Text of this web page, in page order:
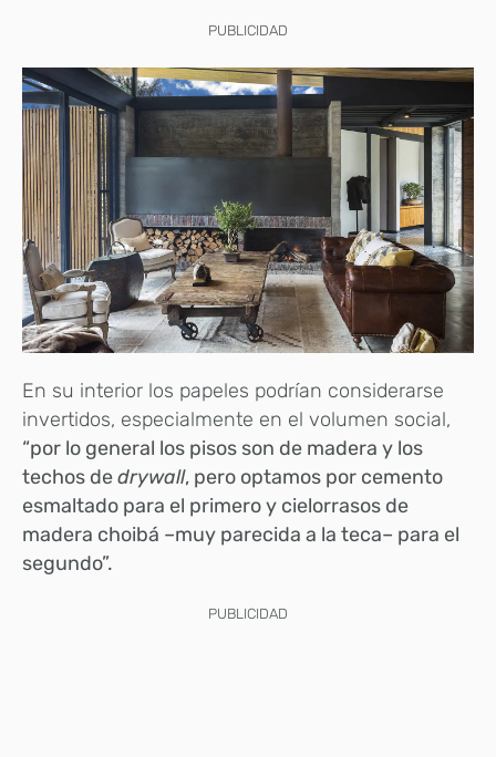
PUBLICIDAD
En su interior los papeles podrían considerarse
invertidos, especialmente en el volumen social,
“por lo general los pisos son de madera y los
techos dedrywall, pero optamos por cemento
esmaltado para el primero y cielorrasos de
madera choibá –muy parecida a la teca– para el
segundo”.
PUBLICIDAD